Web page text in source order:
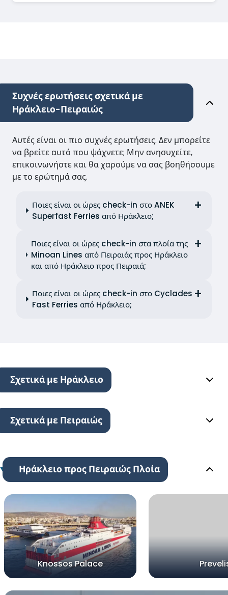
Συχνές ερωτήσεις σχετικά με
Ηράκλειο-Πειραιώς
Αυτές είναι οι πιο συχνές ερωτήσεις. Δεν μπορείτε
να βρείτε αυτό που ψάχνετε; Μην ανησυχείτε,
επικοινωνήστε και θα χαρούμε να σας βοηθήσουμε
με το ερώτημά σας.
Ποιες είναι οι ώρες check-in στο ANEK
Superfast Ferries από Ηράκλειο;
Ποιες είναι οι ώρες check-in στα πλοία της
Minoan Lines από Πειραιάς προς Ηράκλειο
και από Ηράκλειο προς Πειραιά;
Ποιες είναι οι ώρες check-in στο Cyclades
Fast Ferries από Ηράκλειο;
Σχετικά με Ηράκλειο
Σχετικά με Πειραιώς
Ηράκλειο προς Πειραιώς Πλοία
Knossos Palace